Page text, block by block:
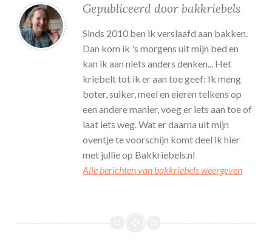
Gepubliceerd door bakkriebels
Sinds 2010 ben ik verslaafd aan bakken.
Dan kom ik 's morgens uit mijn bed en
kan ik aan niets anders denken... Het
kriebelt tot ik er aan toe geef: Ik meng
boter, suiker, meel en eieren telkens op
een andere manier, voeg er iets aan toe of
laat iets weg. Wat er daarna uit mijn
oventje te voorschijn komt deel ik hier
met jullie op Bakkriebels.nl
Alle berichten van bakkriebels weergeven